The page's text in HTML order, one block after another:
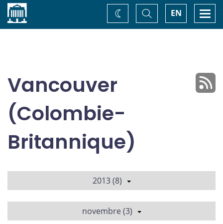
Accueil EN
Basculer
la
recherche
Changez
de
Vancouver
(Colombie-
Britannique)
2013 (8)
novembre (3)